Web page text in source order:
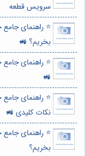
سرویس قطعه
⭐️ راهنمای
بخریم؟ 🚜
⭐️ راهنمای
🚜
⭐️ راهنمای
نکات کلیدی 🚜
⭐️ راهنمای
بخریم؟